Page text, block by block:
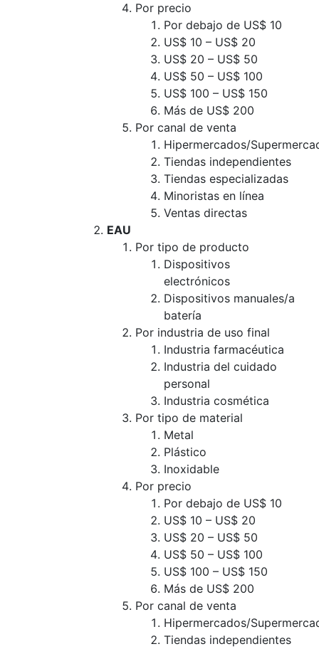
Por precio
Por debajo de US$ 10
US$ 10 – US$ 20
US$ 20 – US$ 50
US$ 50 – US$ 100
US$ 100 – US$ 150
Más de US$ 200
Por canal de venta
Hipermercados/
Tiendas independientes
Tiendas especializadas
Minoristas en línea
Ventas directas
EAU
Por tipo de producto
Dispositivos
electrónicos
Dispositivos manuales/a
batería
Por industria de uso final
Industria farmacéutica
Industria del cuidado
personal
Industria cosmética
Por tipo de material
Metal
Plástico
Inoxidable
Por precio
Por debajo de US$ 10
US$ 10 – US$ 20
US$ 20 – US$ 50
US$ 50 – US$ 100
US$ 100 – US$ 150
Más de US$ 200
Por canal de venta
Hipermercados/
Tiendas independientes